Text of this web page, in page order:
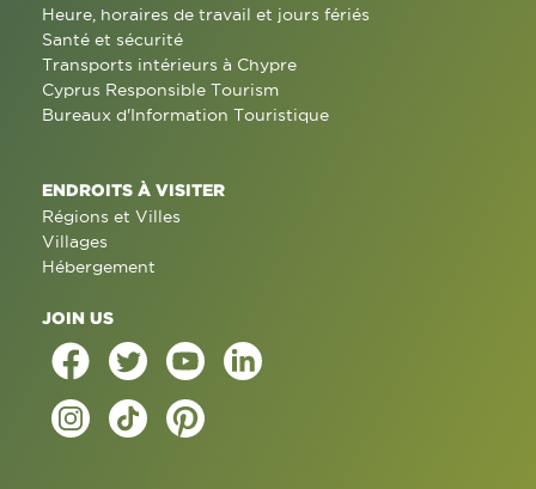
Heure, horaires de travail et jours fériés
Santé et sécurité
Transports intérieurs à Chypre
Cyprus Responsible Tourism
Bureaux d'Information Touristique
ENDROITS À VISITER
Régions et Villes
Villages
Hébergement
JOIN US